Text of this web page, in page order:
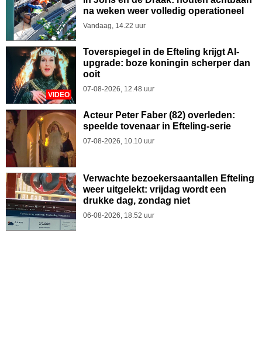
na weken weer volledig operationeel
Vandaag, 14.22 uur
VIDEO
Toverspiegel in de Efteling krijgt AI-
upgrade: boze koningin scherper dan
ooit
07-08-2026, 12.48 uur
Acteur Peter Faber (82) overleden:
speelde tovenaar in Efteling-serie
07-08-2026, 10.10 uur
Verwachte bezoekersaantallen Efteling
weer uitgelekt: vrijdag wordt een
drukke dag, zondag niet
06-08-2026, 18.52 uur